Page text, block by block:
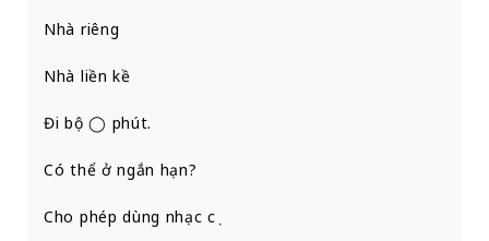
Nhà riêng
Nhà liền kề
Đi bộ ◯ phút.
Có thể ở ngắn hạn?
Cho phép dùng nhạc cụ